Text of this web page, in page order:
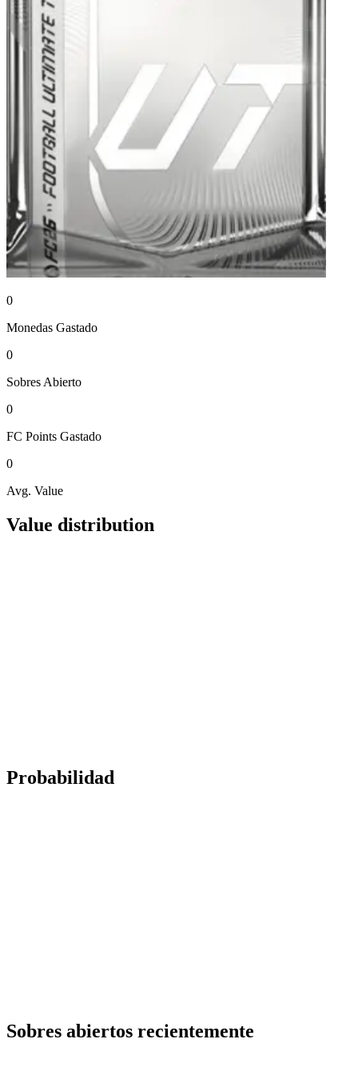
0
Monedas Gastado
0
Sobres Abierto
0
FC Points Gastado
0
Avg. Value
Value distribution
Probabilidad
Sobres abiertos recientemente